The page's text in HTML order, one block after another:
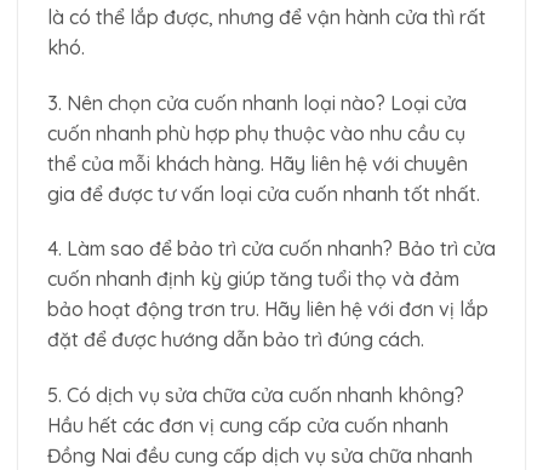
là có thể lắp được, nhưng để vận hành cửa thì rất
khó.
3. Nên chọn cửa cuốn nhanh loại nào? Loại cửa
cuốn nhanh phù hợp phụ thuộc vào nhu cầu cụ
thể của mỗi khách hàng. Hãy liên hệ với chuyên
gia để được tư vấn loại cửa cuốn nhanh tốt nhất.
4. Làm sao để bảo trì cửa cuốn nhanh? Bảo trì cửa
cuốn nhanh định kỳ giúp tăng tuổi thọ và đảm
bảo hoạt động trơn tru. Hãy liên hệ với đơn vị lắp
đặt để được hướng dẫn bảo trì đúng cách.
5. Có dịch vụ sửa chữa cửa cuốn nhanh không?
Hầu hết các đơn vị cung cấp cửa cuốn nhanh
Đồng Nai đều cung cấp dịch vụ sửa chữa nhanh